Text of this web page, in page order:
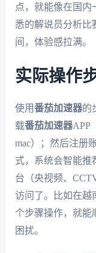
点，就能像在国内
悉的解说员分析比
间，体验感拉满。
实际操作
使用番茄加速器的
载番茄加速器APP
mac）；然后注册
式，系统会智能推
台（央视频、
访问了。比如在越
个步骤操作，就能
困扰。